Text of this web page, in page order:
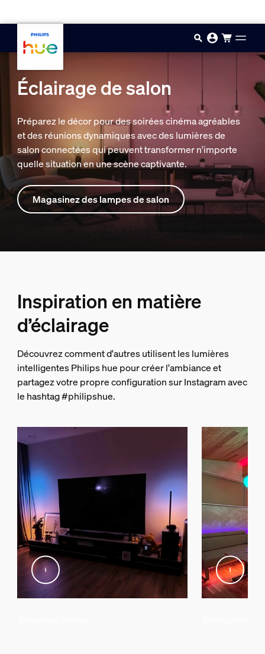
Éclairage de salon
Préparez le décor pour des soirées cinéma agréables
et des réunions dynamiques avec des lumières de
salon connectées qui peuvent transformer n'importe
quelle situation en une scène captivante.
Magasinez des lampes de salon
Inspiration en matière
d’éclairage
Découvrez comment d'autres utilisent les lumières
intelligentes Philips hue pour créer l'ambiance et
partagez votre propre configuration sur Instagram avec
le hashtag #philipshue.